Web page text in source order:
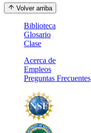
Volver arriba
Biblioteca
Glosario
Clase
Acerca de
Empleos
Preguntas Frecuentes